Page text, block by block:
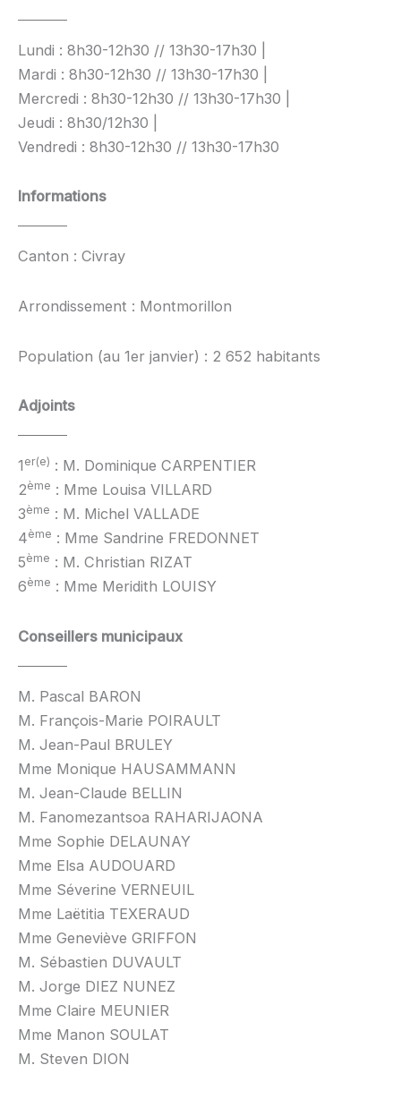
Lundi : 8h30-12h30 // 13h30-17h30 |
Mardi : 8h30-12h30 // 13h30-17h30 |
Mercredi : 8h30-12h30 // 13h30-17h30 |
Jeudi : 8h30/12h30 |
Vendredi : 8h30-12h30 // 13h30-17h30
Informations
Canton : Civray
Arrondissement : Montmorillon
Population (au 1er janvier) : 2 652 habitants
Adjoints
1 er(e) : M. Dominique CARPENTIER
2ème : Mme Louisa VILLARD
3ème : M. Michel VALLADE
4ème : Mme Sandrine FREDONNET
5ème : M. Christian RIZAT
6ème : Mme Meridith LOUISY
Conseillers municipaux
M. Pascal BARON
M. François-Marie POIRAULT
M. Jean-Paul BRULEY
Mme Monique HAUSAMMANN
M. Jean-Claude BELLIN
M. Fanomezantsoa RAHARIJAONA
Mme Sophie DELAUNAY
Mme Elsa AUDOUARD
Mme Séverine VERNEUIL
Mme Laëtitia TEXERAUD
Mme Geneviève GRIFFON
M. Sébastien DUVAULT
M. Jorge DIEZ NUNEZ
Mme Claire MEUNIER
Mme Manon SOULAT
M. Steven DION